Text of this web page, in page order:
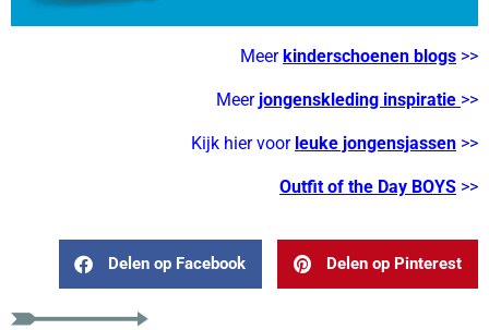
Meerkinderschoenen blogs >>
Meer jongenskleding inspiratie >>
Kijk hier voor leuke jongensjassen >>
Outfit of the Day BOYS >>
Delen op Facebook Delen op Pinterest